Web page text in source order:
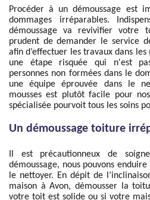
Procéder à un démoussage est
dommages irréparables.
démoussage va revivifier votre
prudent de demander le service
afin d’effectuer les travaux dans
une étape risquée qui n'est
personnes non formées dans le
une équipe éprouvée dans le
mousses est plutôt facile pour
spécialisée pourvoit tous les soins
Un démoussage toiture
Il est précautionneux de
démoussage, nous pouvons
le nettoyer. En dépit de
maison à Avon, démousser la
votre toit est solide ou si votre